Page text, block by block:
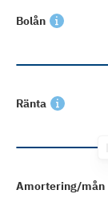
Bolån
Ränta
Amortering/mån